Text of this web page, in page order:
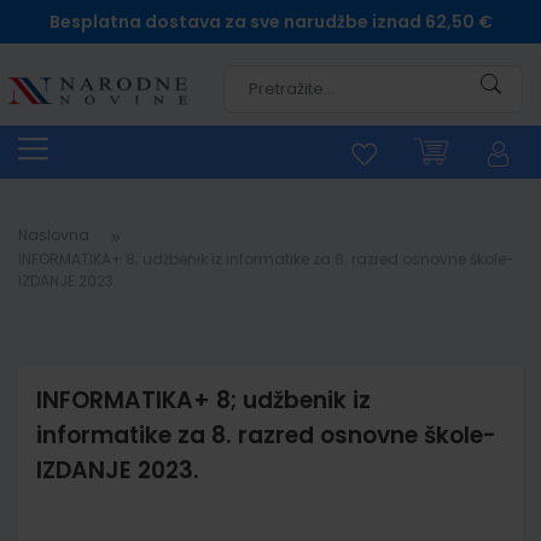
Besplatna dostava za sve narudžbe iznad 62,50 €
Naslovna
INFORMATIKA+ 8; udžbenik iz
informatike za 8. razred osnovne škole-
IZDANJE 2023.